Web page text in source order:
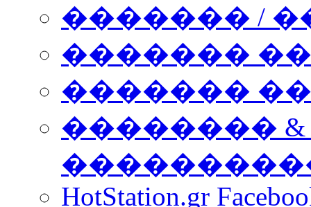
������� /
�������
������� ���
��������
HotStation.gr